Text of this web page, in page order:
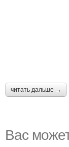
читать дальше →
Вас